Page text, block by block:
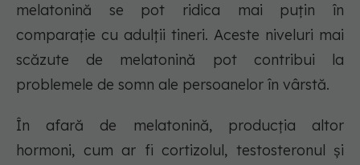
melatonină se pot ridica mai puțin în
comparație cu adulții tineri. Aceste niveluri mai
scăzute de melatonină pot contribui la
problemele de somn ale persoanelor în vârstă.
În afară de melatonină, producția altor
hormoni, cum ar fi cortizolul, testosteronul și